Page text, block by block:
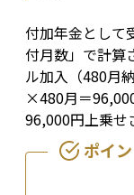
付加年金として
付月数」で計算
ル加入（480月
×480月＝
96,000円上乗せ